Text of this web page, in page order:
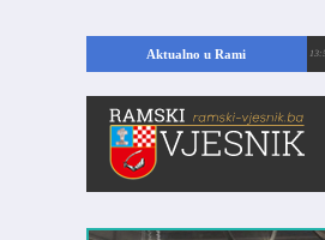
Aktualno u Rami
temelje kuće, pronašao vrijedne arheološke ostatke